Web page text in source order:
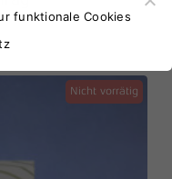
Nicht vorrätig
funktionale Cookies